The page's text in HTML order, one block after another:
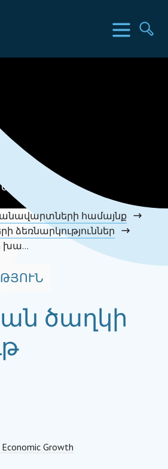
համայնք
ձեռնարկություններ
Սրճարան ծաղկի խանութ
ծաղկի
Growth